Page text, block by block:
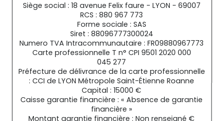
Siège social : 18 avenue Felix faure - LYON - 69007
RCS : 880 967 773
Forme sociale : SAS
Siret : 88096777300024
Numero TVA Intracommunautaire : FR09880967773
Carte professionnelle T n° CPI 9501 2020 000
045 277
Préfecture de délivrance de la carte professionnelle
: CCI de LYON Métropole Saint-Étienne Roanne
Capital : 15000 €
Caisse garantie financière : « Absence de garantie
financière »
Montant garantie financière : Non renseigné €